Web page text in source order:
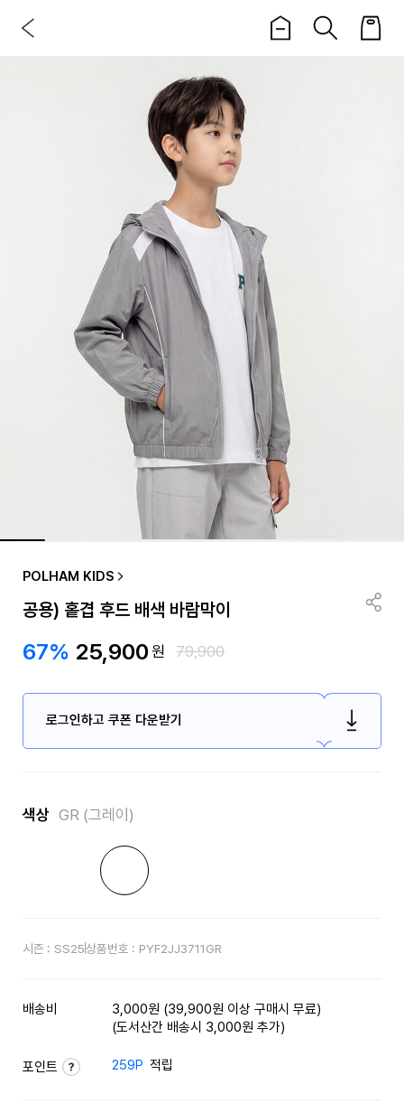
POLHAM KIDS
공용) 홑겹 후드 배색 바람막이
67% 25,900원 79,900
로그인하고 쿠폰 다운받기
색상 GR (그레이)
시즌 : SS25상품번호 : PYF2JJ3711GR
배송비
3,000원 (39,900원 이상 구매시 무료)
(도서산간 배송시 3,000원 추가)
포인트 259P 적립